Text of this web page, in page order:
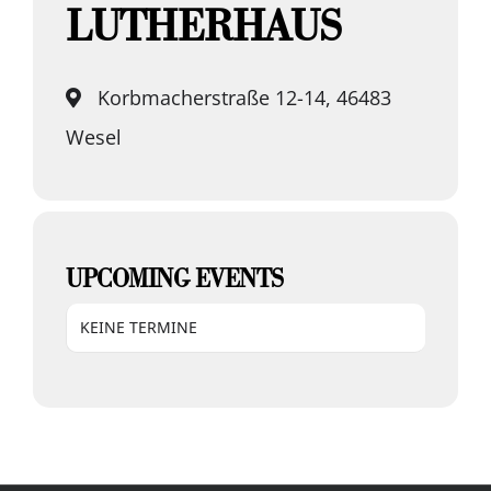
LUTHERHAUS
Korbmacherstraße 12-14, 46483
Wesel
UPCOMING EVENTS
KEINE TERMINE